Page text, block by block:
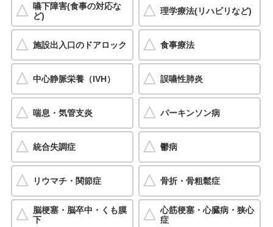
嚥下障害(食事の対応な
ど)
理学療法(リハビリなど)
施設出入口のドアロック 食事療法
中心静脈栄養（IVH） 誤嚥性肺炎
喘息・気管支炎 パーキンソン病
統合失調症 鬱病
リウマチ・関節症 骨折・骨粗鬆症
脳梗塞・脳卒中・くも膜
下
心筋梗塞・心臓病・狭心
症